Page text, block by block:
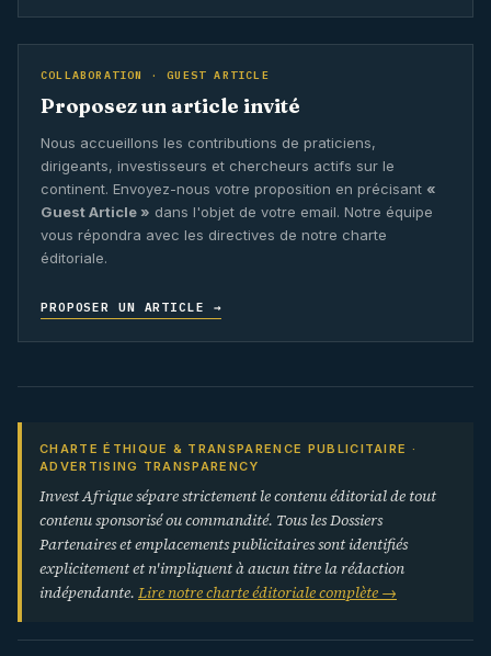
COLLABORATION · GUEST ARTICLE
Proposez un article invité
Nous accueillons les contributions de praticiens,
dirigeants, investisseurs et chercheurs actifs sur le
continent. Envoyez-nous votre proposition en précisant «
Guest Article » dans l'objet de votre email. Notre équipe
vous répondra avec les directives de notre charte
éditoriale.
PROPOSER UN ARTICLE →
CHARTE ÉTHIQUE & TRANSPARENCE PUBLICITAIRE ·
ADVERTISING TRANSPARENCY
Invest Afrique sépare strictement le contenu éditorial de tout
contenu sponsorisé ou commandité. Tous les Dossiers
Partenaires et emplacements publicitaires sont identifiés
explicitement et n'impliquent à aucun titre la rédaction
indépendante. Lire notre charte éditoriale complète →